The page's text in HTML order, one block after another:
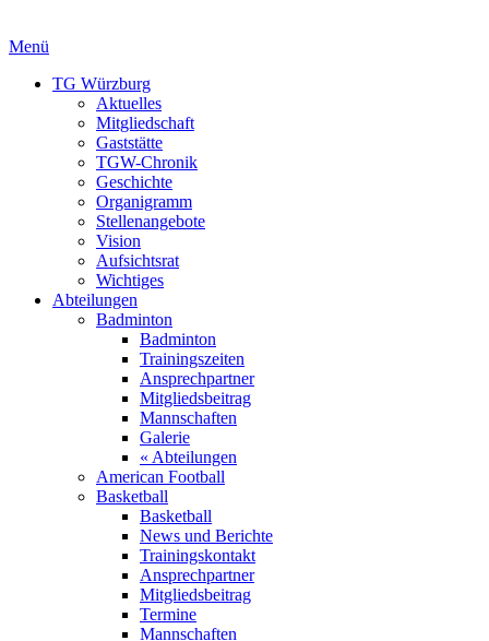
Menü
TG Würzburg
Aktuelles
Mitgliedschaft
Gaststätte
TGW-Chronik
Geschichte
Organigramm
Stellenangebote
Vision
Aufsichtsrat
Wichtiges
Abteilungen
Badminton
Badminton
Trainingszeiten
Ansprechpartner
Mitgliedsbeitrag
Mannschaften
Galerie
« Abteilungen
American Football
Basketball
Basketball
News und Berichte
Trainingskontakt
Ansprechpartner
Mitgliedsbeitrag
Termine
Mannschaften